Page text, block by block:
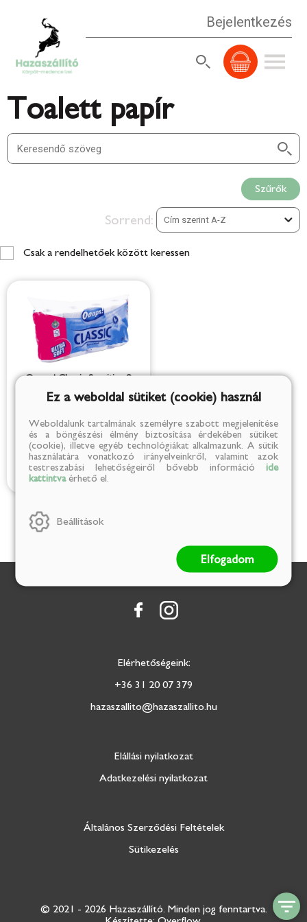
Bejelentkezés
Toalett papír
Szűrők
Sorrend:
Csak a rendelhetőek között keressen
Ooops! Classic Sensitive 8
tekercses Toalettpapír 3 réteg
(186 Ft/db)
Elérhetőségeink:
+36 31 20 07 379
hazaszallito@hazaszallito.hu
Elállási nyilatkozat
Adatkezelési nyilatkozat
Általános Szerződési Feltételek
Sütikezelés
© 2021 - 2026 Hazaszállító. Minden jog fenntartva.
Ez a weboldal sütiket (cookie) használ
Weboldalunk tartalmának személyre szabott megjelenítése
és a böngészési élmény biztosítása érdekében sütiket
(cookie), illetve egyéb technológiákat alkalmazunk. A sütik
használatára vonatkozó irányelveinkről, valamint azok
testreszabási lehetőségeiről bővebb információ ide
kattintvaérhető el.
Beállítások
Elfogadom